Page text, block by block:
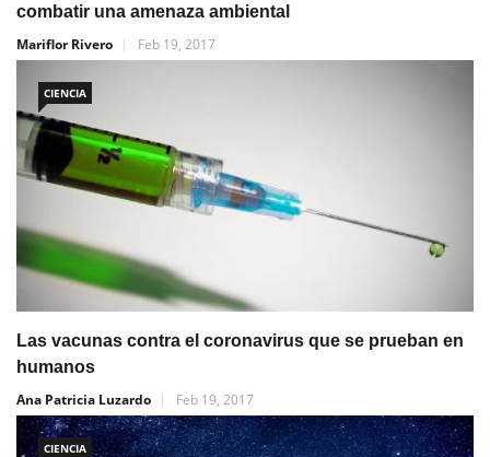
combatir una amenaza ambiental
Mariflor Rivero
Feb 19, 2017
CIENCIA
Las vacunas contra el coronavirus que se prueban en
humanos
Ana Patricia Luzardo
Feb 19, 2017
CIENCIA